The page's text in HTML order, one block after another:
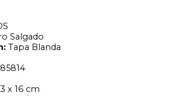
características asumidas en
socio-culturales, y analiza en qué
históricas, comunitarias,
y éticas, el desarrollo del sistema
de rentabilidad ha contribuido
y la formalización del superyó
clínicos y sociales,